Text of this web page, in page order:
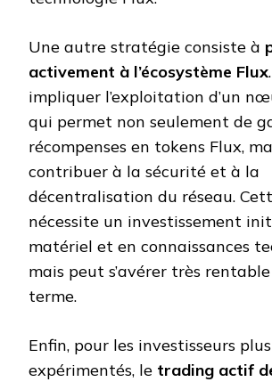
Une autre stratégie consiste à
activement à l’écosystème Flux
impliquer l’exploitation d’un
qui permet non seulement de
récompenses en tokens Flux,
contribuer à la sécurité et à la
décentralisation du réseau.
nécessite un investissement
matériel et en connaissances
mais peut s’avérer très
terme.
Enfin, pour les investisseurs plus
expérimentés, le trading actif